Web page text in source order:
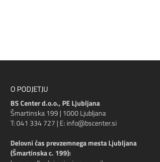
O PODJETJU
BS Center d.o.o., PE Ljubljana
Šmartinska 199 | 1000 Ljubljana
T: 041 334 727 | E: info@bscenter.si
Delovni čas prevzemnega mesta Ljubljana
(Šmartinska c. 199):